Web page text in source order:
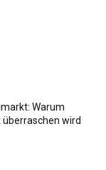
Warum
wird